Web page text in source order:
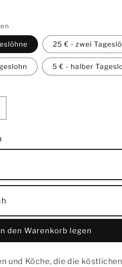
25 € - zwei
5 € - halber
den Warenkorb legen
und Köche, die die